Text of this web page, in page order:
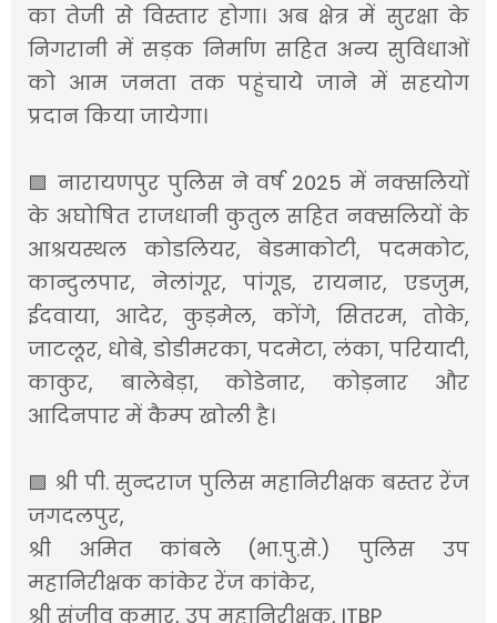
का तेजी से विस्तार होगा। अब क्षेत्र में सुरक्षा के
निगरानी में सड़क निर्माण सहित अन्य सुविधाओं
को आम जनता तक पहुंचाये जाने में सहयोग
प्रदान किया जायेगा।
🟪 नारायणपुर पुलिस ने वर्ष 2025 में नक्सलियों
के अघोषित राजधानी कुतुल सहित नक्सलियों के
आश्रयस्थल कोडलियर, बेडमाकोटी, पदमकोट,
कान्दुलपार, नेलांगूर, पांगूड, रायनार, एडजुम,
ईदवाया, आदेर, कुड़मेल, कोंगे, सितरम, तोके,
जाटलूर, धोबे, डोडीमरका, पदमेटा, लंका, परियादी,
काकुर, बालेबेड़ा, कोडेनार, कोड़नार और
आदिनपार में कैम्प खोली है।
🟪 श्री पी. सुन्दराज पुलिस महानिरीक्षक बस्तर रेंज
जगदलपुर,
श्री अमित कांबले (भा.पु.से.) पुलिस उप
महानिरीक्षक कांकेर रेंज कांकेर,
श्री संजीव कुमार, उप महानिरीक्षक, ITBP